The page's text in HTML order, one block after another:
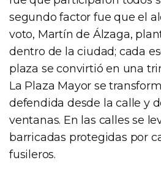
segundo factor fue que el
voto, Martín de Álzaga,
dentro de la ciudad; cada
plaza se convirtió en una
La Plaza Mayor se
defendida desde la calle y
ventanas. En las calles se
barricadas protegidas por
fusileros.